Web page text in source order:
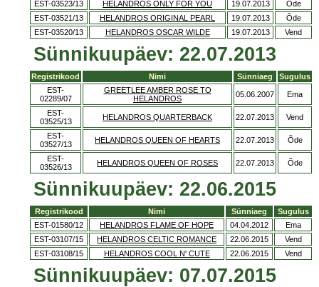
EST-03523/13 HELANDROS ONLY FOR YOU 19.07.2013
Õde
EST-03521/13
HELANDROS ORIGINAL PEARL 19.07.2013
Õde
EST-03520/13
HELANDROS OSCAR WILDE 19.07.2013 Vend
Sünnikuupäev: 22.07.2013
Registrikood Nimi Sünniaeg
Sugulus
EST-
02289/07
GREETLEE AMBER ROSE TO
HELANDROS
05.06.2007 Ema
EST-
03525/13
HELANDROS QUARTERBACK 22.07.2013 Vend
EST-
03527/13
HELANDROS QUEEN OF HEARTS 22.07.2013 Õde
EST-
03526/13
HELANDROS QUEEN OF ROSES 22.07.2013 Õde
Sünnikuupäev: 22.06.2015
Registrikood Nimi Sünniaeg
Sugulus
EST-01580/12
HELANDROS FLAME OF HOPE 04.04.2012
Ema
EST-03107/15
HELANDROS CELTIC ROMANCE 22.06.2015
Vend
EST-03108/15
HELANDROS COOL N' CUTE 22.06.2015 Vend
Sünnikuupäev: 07.07.2015